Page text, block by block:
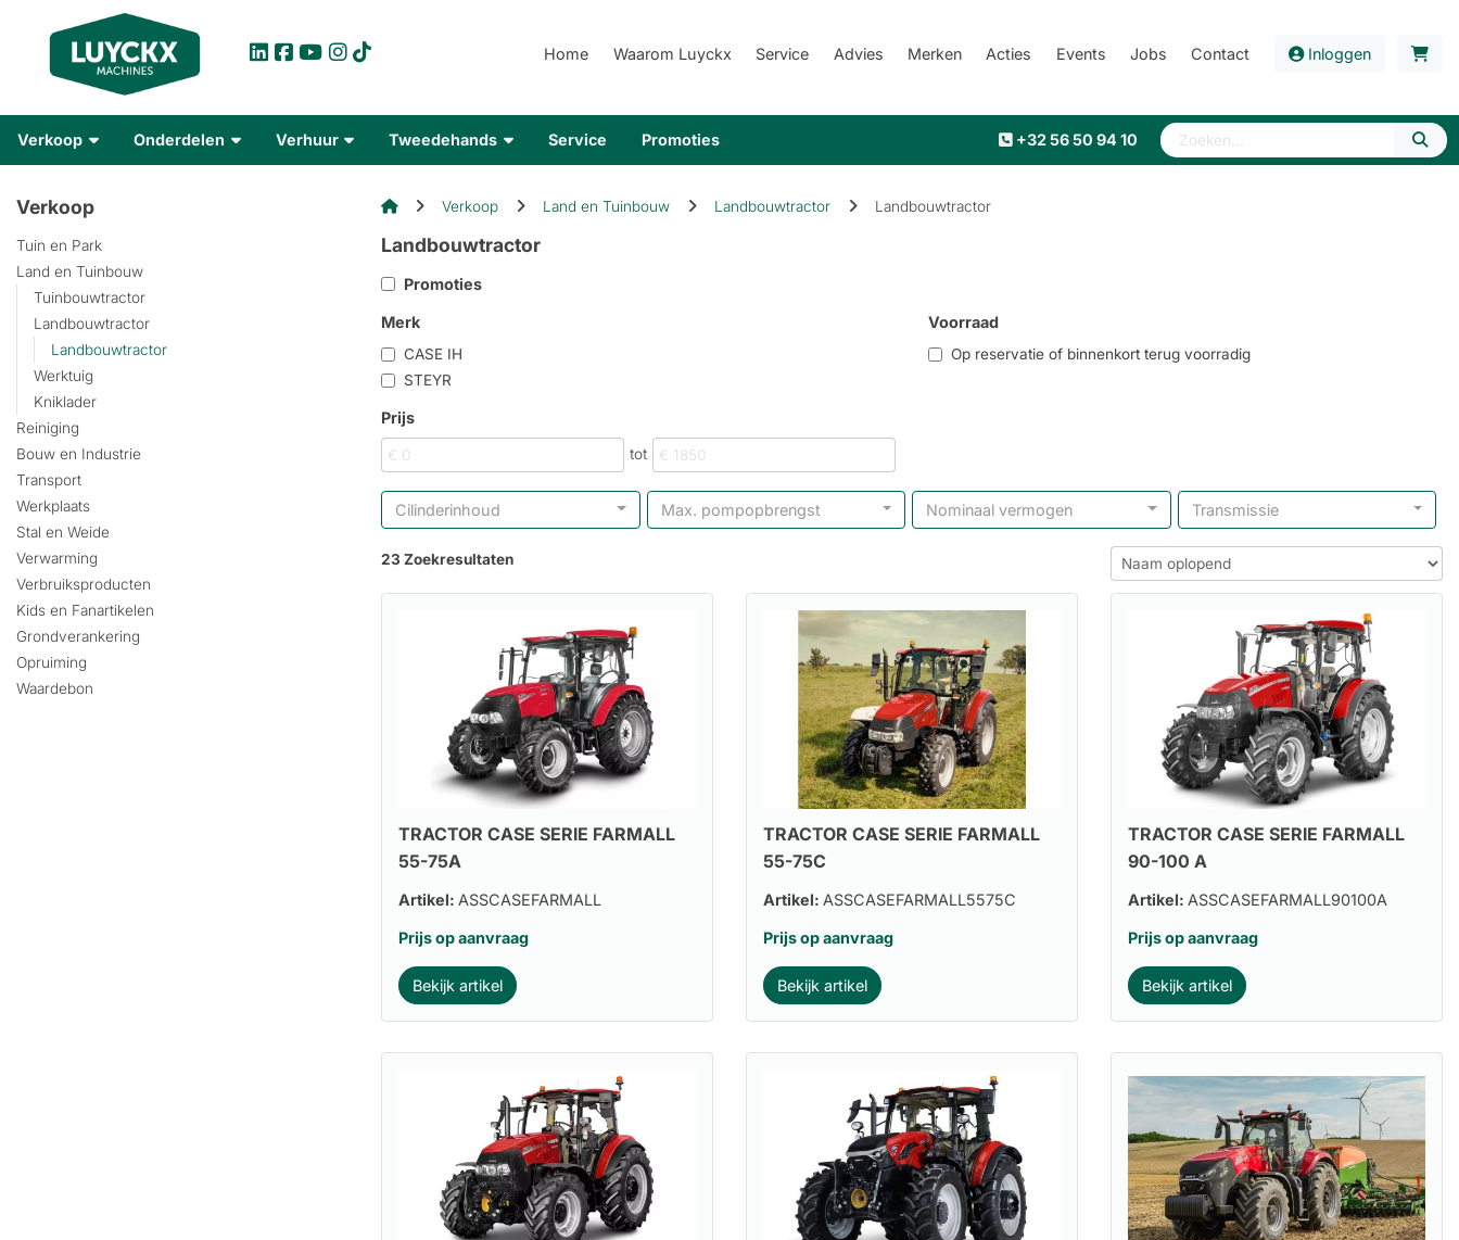
Home Waarom Luyckx Service Advies Merken Acties Events Jobs Contact Inloggen
Verkoop Onderdelen Verhuur Tweedehands Service Promoties +32 56 50 94 10
Verkoop
Tuin en Park
Land en Tuinbouw
Tuinbouwtractor
Landbouwtractor
Landbouwtractor
Werktuig
Kniklader
Reiniging
Bouw en Industrie
Transport
Werkplaats
Stal en Weide
Verwarming
Verbruiksproducten
Kids en Fanartikelen
Grondverankering
Opruiming
Waardebon
Verkoop Land en Tuinbouw Landbouwtractor Landbouwtractor
Landbouwtractor
Promoties
Merk
CASE IH
STEYR
Voorraad
Op reservatie of binnenkort terug voorradig
Prijs
tot
Cilinderinhoud Max. pompopbrengst Nominaal vermogen Transmissie
23 Zoekresultaten
TRACTOR CASE SERIE FARMALL
55-75A
Artikel: ASSCASEFARMALL
Prijs op aanvraag
Bekijk artikel
TRACTOR CASE SERIE FARMALL
55-75C
Artikel: ASSCASEFARMALL5575C
Prijs op aanvraag
Bekijk artikel
TRACTOR CASE SERIE FARMALL
90-100 A
Artikel: ASSCASEFARMALL90100A
Prijs op aanvraag
Bekijk artikel